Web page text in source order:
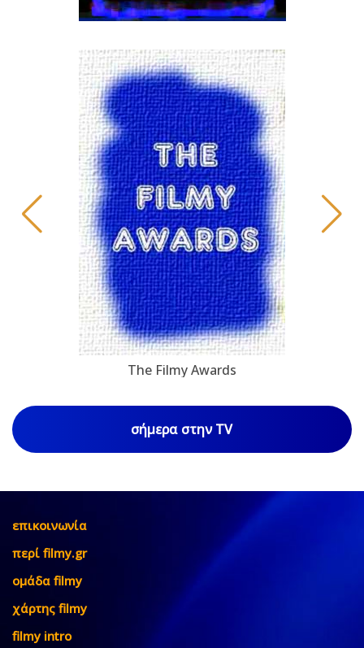
The Filmy Awards
σήμερα στην TV
επικοινωνία
περί filmy.gr
ομάδα filmy
χάρτης filmy
filmy intro